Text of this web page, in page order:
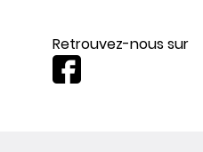
Retrouvez-nous sur